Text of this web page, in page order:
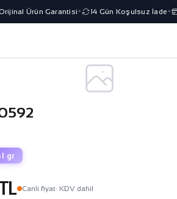
Ürün Garantisi✦ 14 Gün Koşulsuz İade✦
gr
Canli fiyat· KDV dahil